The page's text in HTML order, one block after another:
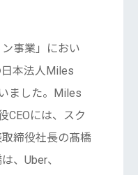
事業」におい
本法人Miles
ました。Miles
CEOには、スク
締役社長の髙橋
、Uber、